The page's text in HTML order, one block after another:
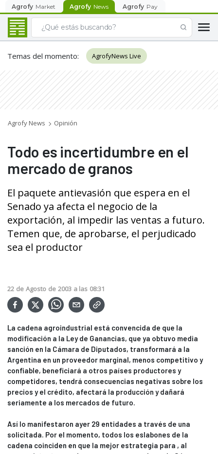
Agrofy Market Agrofy News Agrofy Pay
Temas del momento: AgrofyNews Live
Agrofy News Opinión
Todo es incertidumbre en el
mercado de granos
El paquete antievasión que espera en el
Senado ya afecta el negocio de la
exportación, al impedir las ventas a futuro.
Temen que, de aprobarse, el perjudicado
sea el productor
22 de Agosto de 2003 a las 08:31
La cadena agroindustrial está convencida de que la
modificación a la Ley de Ganancias, que ya obtuvo media
sanción en la Cámara de Diputados, transformará a la
Argentina en un proveedor marginal, menos competitivo y
confiable, beneficiará a otros países productores y
competidores, tendrá consecuencias negativas sobre los
precios y el crédito, afectará la producción y dañará
seriamente a los mercados de futuro.
Así lo manifestaron ayer 29 entidades a través de una
solicitada. Por el momento, todos los eslabones de la
cadena coinciden en que la mejor estrategia para , al